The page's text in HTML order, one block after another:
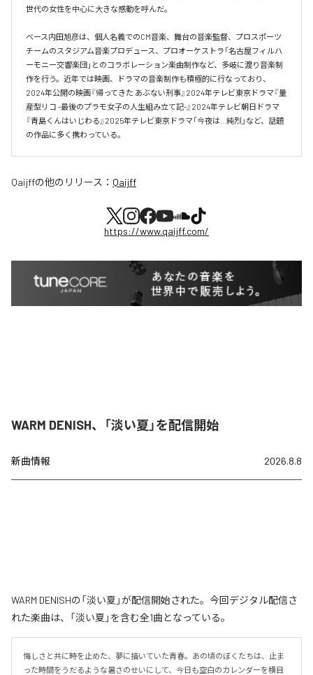
世代の女性を中心に大きな感動を呼んだ。
ベース内田旭彦は、個人名義でのCM音楽、舞台の音楽監督、プロスポーツ
チームのスタジアム音楽プロデュース、プロオーケストラ「名古屋フィルハ
ーモニー交響楽団」とのコラボレーション楽曲制作など、多岐に渡り音楽制
作を行う。近年では映画、ドラマの音楽制作も積極的に行なっており、
2024年公開の映画『帰ってきた あぶない刑事』2024年テレビ東京ドラマ『量
産型リコ -最後のプラモ女子の人生組み立て記-』2024年テレビ朝日ドラマ
『青島くんはいじわる』2025年テレビ東京ドラマ「今夜は…純烈」など、話題
の作品に多く携わっている。
Qaijffの他のリリース： Qaijff
https://www.qaijff.com/
WARM DENISH、「淡い夏」を配信開始
新曲情報 2026.8.8
WARM DENISHの「淡い夏」が配信開始された。今回デジタル配信さ
れた楽曲は、「淡い夏」を含む全1曲となっている。
悔しさと共に時を止めた、夢に描いていた青春。あの頃のぼくたちは、止ま
った時間をうだるような暑さのせいにして、今日も空白のカレンダーを横目